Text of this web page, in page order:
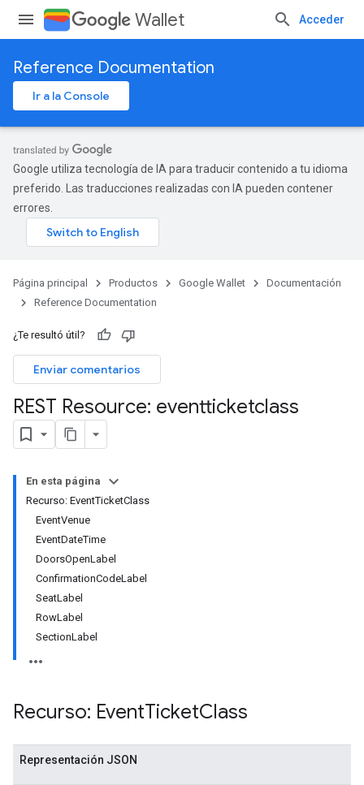
Wallet Acceder
Reference Documentation
Ir a la Console
Google utiliza tecnología de IA para traducir contenido a tu idioma
preferido. Las traducciones realizadas con IA pueden contener
errores.
Página principal Productos Google Wallet
Documentación
Reference Documentation
¿Te resultó útil?
Enviar comentarios
REST Resource: eventticketclass
En esta página
Recurso: EventTicketClass
EventVenue
EventDateTime
DoorsOpenLabel
ConfirmationCodeLabel
SeatLabel
RowLabel
SectionLabel
Recurso: EventTicketClass
Representación JSON